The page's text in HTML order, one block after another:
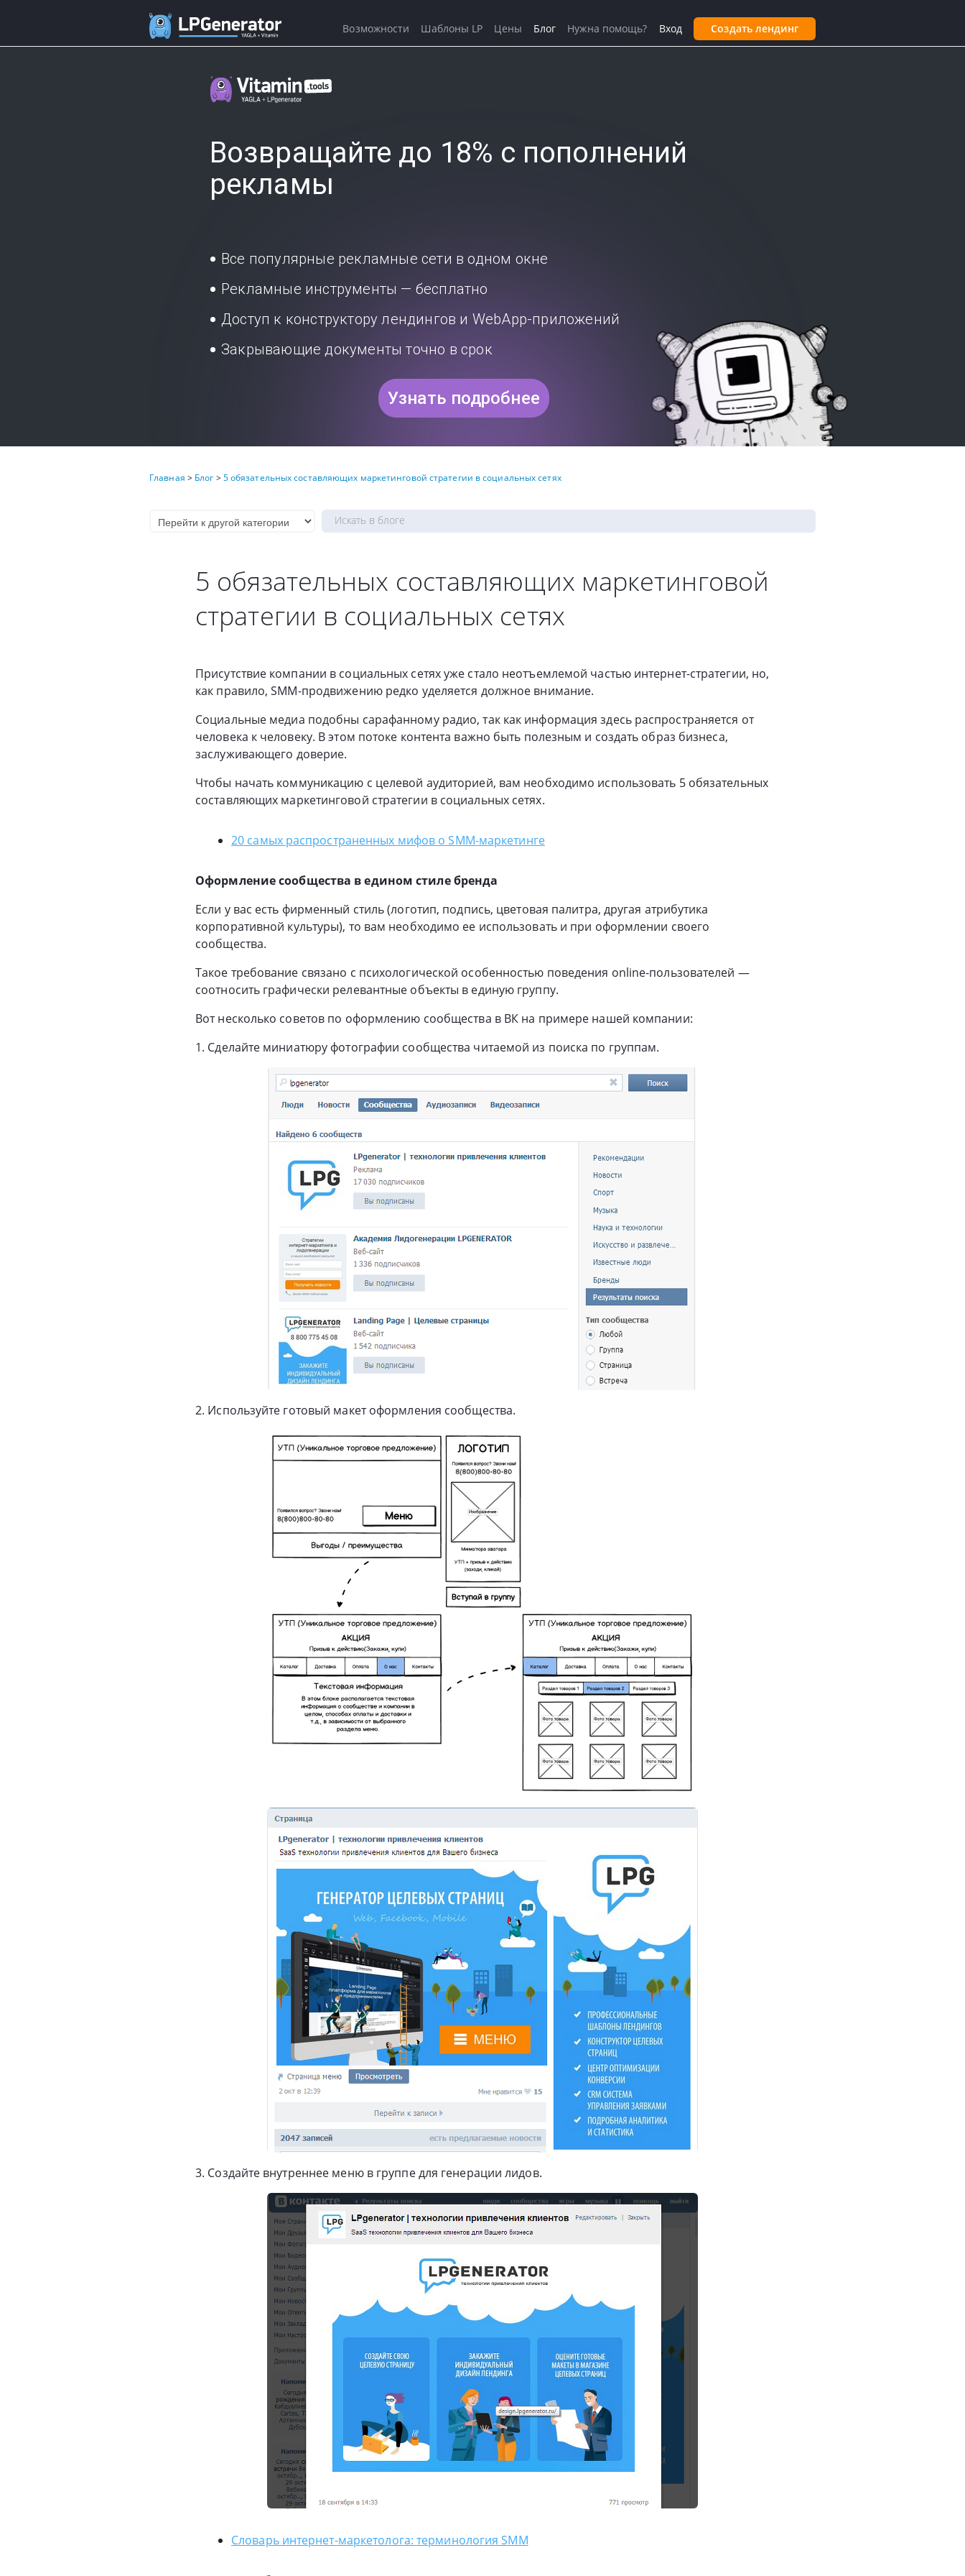
Возвращайте до 18% с пополнений
рекламы
Все популярные рекламные сети в одном окне
Рекламные инструменты — бесплатно
Доступ к конструктору лендингов и WebApp-приложений
Закрывающие документы точно в срок
Узнать подробнее
Главная > Блог >5 обязательных составляющих маркетинговой стратегии в социальных сетях
5 обязательных составляющих маркетинговой
стратегии в социальных сетях
Присутствие компании в социальных сетях уже стало неотъемлемой частью интернет-стратегии, но,
как правило, SMM-продвижению редко уделяется должное внимание.
Социальные медиа подобны сарафанному радио, так как информация здесь распространяется от
человека к человеку. В этом потоке контента важно быть полезным и создать образ бизнеса,
заслуживающего доверие.
Чтобы начать коммуникацию с целевой аудиторией, вам необходимо использовать 5 обязательных
составляющих маркетинговой стратегии в социальных сетях.
20 самых распространенных мифов о SMM-маркетинге
Оформление сообщества в едином стиле бренда
Если у вас есть фирменный стиль (логотип, подпись, цветовая палитра, другая атрибутика
корпоративной культуры), то вам необходимо ее использовать и при оформлении своего
сообщества.
Такое требование связано с психологической особенностью поведения online-пользователей —
соотносить графически релевантные объекты в единую группу.
Вот несколько советов по оформлению сообщества в ВК на примере нашей компании:
1. Сделайте миниатюру фотографии сообщества читаемой из поиска по группам.
2. Используйте готовый макет оформления сообщества.
3. Создайте внутреннее меню в группе для генерации лидов.
Словарь интернет-маркетолога: терминология SMM
Вход Создать лендинг
Возможности Шаблоны LP Цены Блог Нужна помощь?